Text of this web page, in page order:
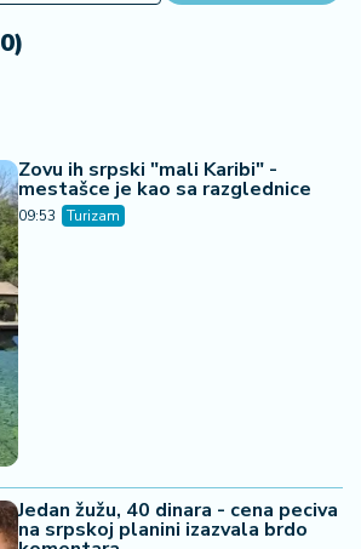
Zovu ih srpski "mali Karibi" -
mestašce je kao sa razglednice
09:53 Turizam
Jedan žužu, 40 dinara - cena peciva
na srpskoj planini izazvala brdo